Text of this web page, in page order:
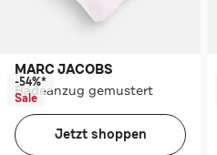
MARC JACOBS
Badeanzug gemustert
-54%*
Sale
Jetzt shoppen